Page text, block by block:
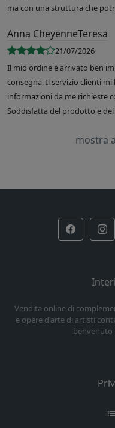
ma con una struttura che
Anna CheyenneTeresa
21/07/2026
Il mio ordine è arrivato ben
consegna. Il servizio clienti
informazioni da me richieste
Soddisfatta del prodotto e del
mostra
Vendita online di
e opere d'arte di artisti
benvenuto